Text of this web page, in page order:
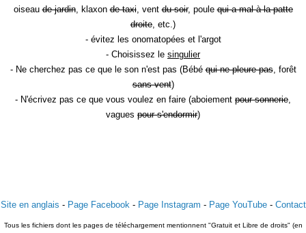
oiseaude jardin, klaxonde taxi, ventdu soir, poulequi a mal à la patte
droite , etc.)
- évitez les onomatopées et l'argot
- Choisissez le singulier
- Ne cherchez pas ce que le son n'est pas (Bébéqui ne pleure pas, forêt
sans vent)
- N'écrivez pas ce que vous voulez en faire (aboiement pour sonnerie
vagues pour s'endormir)
Site en anglais - Page Facebook - Page Instagram - Page YouTube- Contact
Tous les fichiers dont les pages de téléchargement mentionnent "Gratuit et Libre de droits" (en